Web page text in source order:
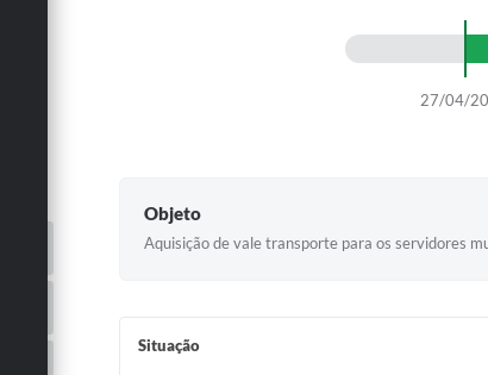
27/04/
Objeto
Aquisição de vale transporte para os servidores
Situação